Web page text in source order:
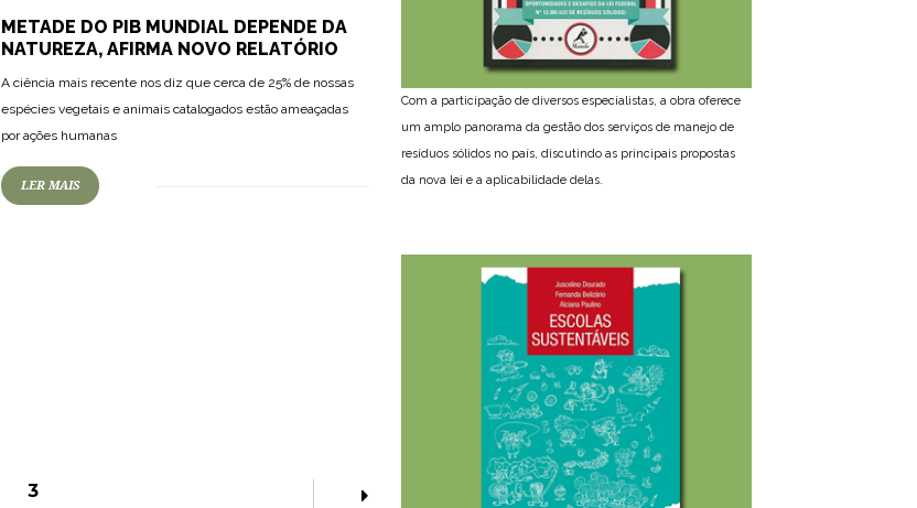
METADE DO PIB MUNDIAL DEPENDE DA
NATUREZA, AFIRMA NOVO RELATÓRIO
A ciência mais recente nos diz que cerca de 25% de nossas
espécies vegetais e animais catalogados estão ameaçadas
por ações humanas
LER MAIS
3
Com a participação de diversos especialistas, a obra oferece
um amplo panorama da gestão dos serviços de manejo de
resíduos sólidos no país, discutindo as principais propostas
da nova lei e a aplicabilidade delas.